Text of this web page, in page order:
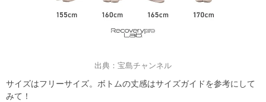
出典：宝島チャンネル
サイズはフリーサイズ。ボトムの丈感はサイズガイドを参考にして
みて！